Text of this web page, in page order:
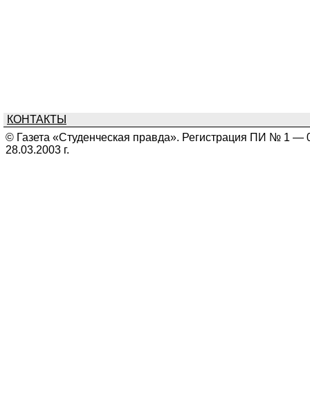
КОНТАКТЫ
© Газета «Студенческая правда». Регистрация ПИ № 1 —
28.03.2003 г.